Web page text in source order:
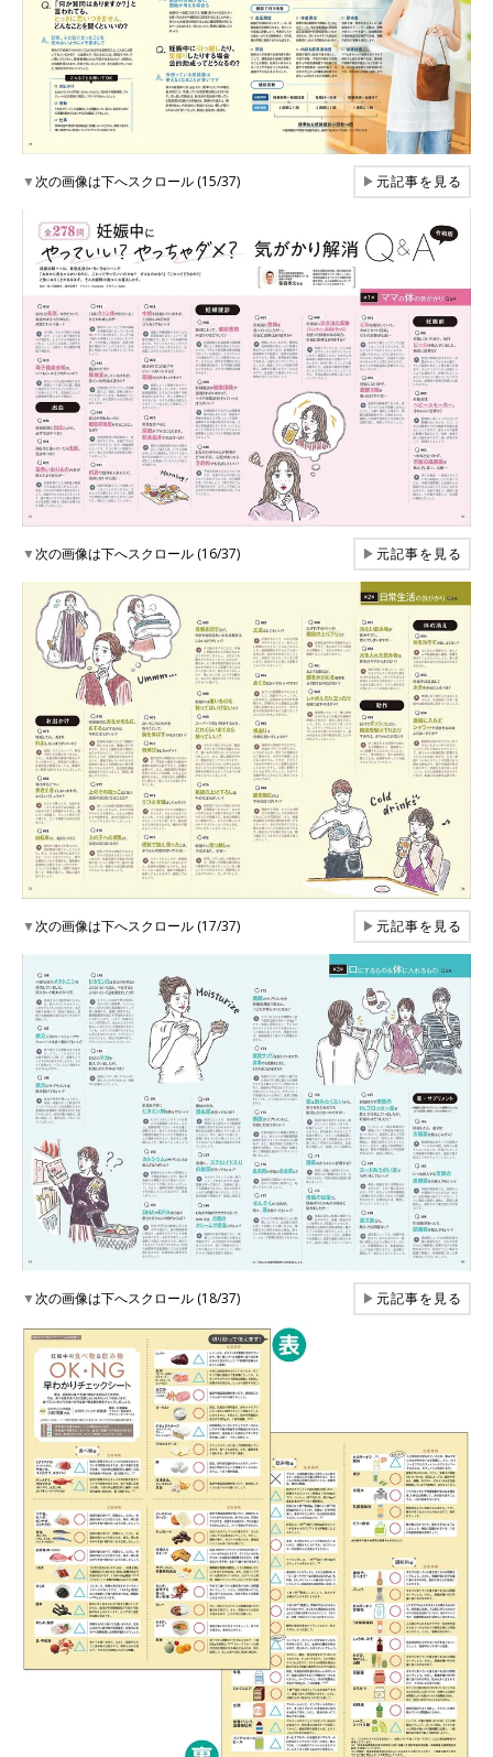
▼次の画像は下へスクロール (15/37) ▶元記事を見る
▼次の画像は下へスクロール (16/37) ▶元記事を見る
▼次の画像は下へスクロール (17/37) ▶元記事を見る
▼次の画像は下へスクロール (18/37) ▶元記事を見る